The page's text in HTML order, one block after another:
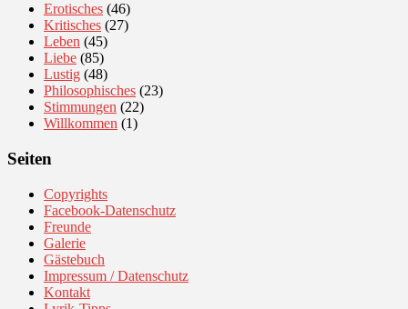
Erotisches (46)
Kritisches (27)
Leben (45)
Liebe (85)
Lustig (48)
Philosophisches (23)
Stimmungen (22)
Willkommen (1)
Seiten
Copyrights
Facebook-Datenschutz
Freunde
Galerie
Gästebuch
Impressum / Datenschutz
Kontakt